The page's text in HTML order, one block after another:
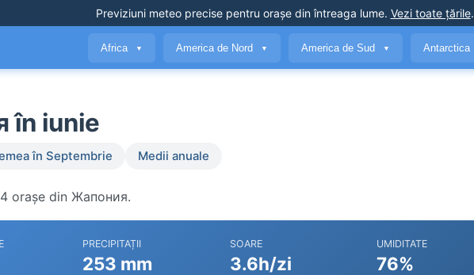
Previziuni meteo precisepentru orașe din întreaga lume. Vezi toate țările.
Africa ▼ America de Nord ▼ America de Sud ▼ Antarctica
în iunie
în Septembrie Medii anuale
orașe din Жапония.
PRECIPITAȚII
253 mm
SOARE
3.6h/zi
UMIDITATE
76%